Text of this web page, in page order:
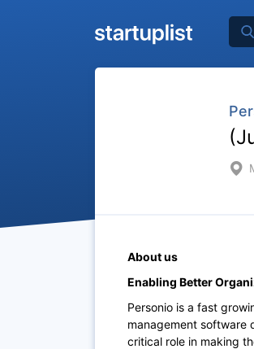
About us
Enabling Better
Personio is a fast
management software
critical role in making